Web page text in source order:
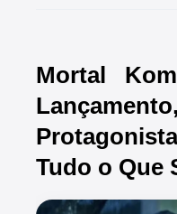
Mortal
Tudo o Que